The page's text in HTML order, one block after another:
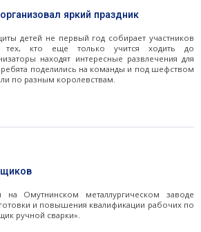
яркий праздник
детей не первый год собирает участников
тех, кто еще только учится ходить до
находят интересные развлечения для
ребята поделились на команды и под шефством
по разным королевствам.
Омутнинском металлургическом заводе
и повышения квалификации рабочих по
ручной сварки».